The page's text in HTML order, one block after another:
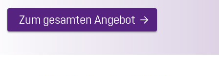
Zum gesamten Angebot